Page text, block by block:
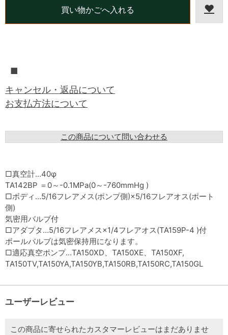
■
キャンセル・返品について
お支払方法について
この商品について問い合わせる
□真空計…40φ
TA142BP ＝0～-0.1MPa(0～-760mmHg )
□ボディ…5/16フレアメス(ポンプ側)×5/16フレアオス(ポート
側)
気密用バルブ付
□アダプタ…5/16フレアメス×1/4フレアオス(TA159P-4 )付
ボールバルブは気密保持用になります。
□適応真空ポンプ…TA150XD、TA150XE、TA150XF,
TA150TV,TA150YA,TA150YB,TA150RB,TA150RC,TA150GL
ユーザーレビュー
この商品に寄せられたカスタマーレビューはまだありませ